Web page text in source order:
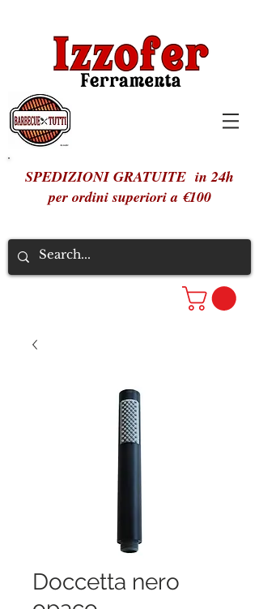
SPEDIZIONI GRATUITE in 24h
per ordini superiori a €100
Doccetta nero